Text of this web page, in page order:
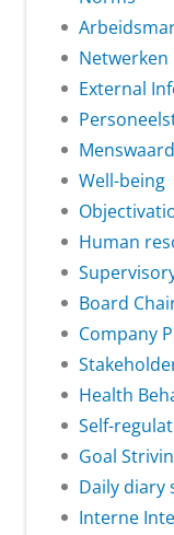
Netwerken
External
Well-being
Human
Board
Company
Health
Self-
Goal
Daily diary
Interne